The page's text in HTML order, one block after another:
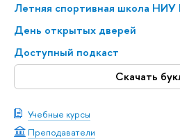
Летняя спортивная школа
День открытых дверей
Доступный подкаст
Скачать
Учебные курсы
Преподаватели